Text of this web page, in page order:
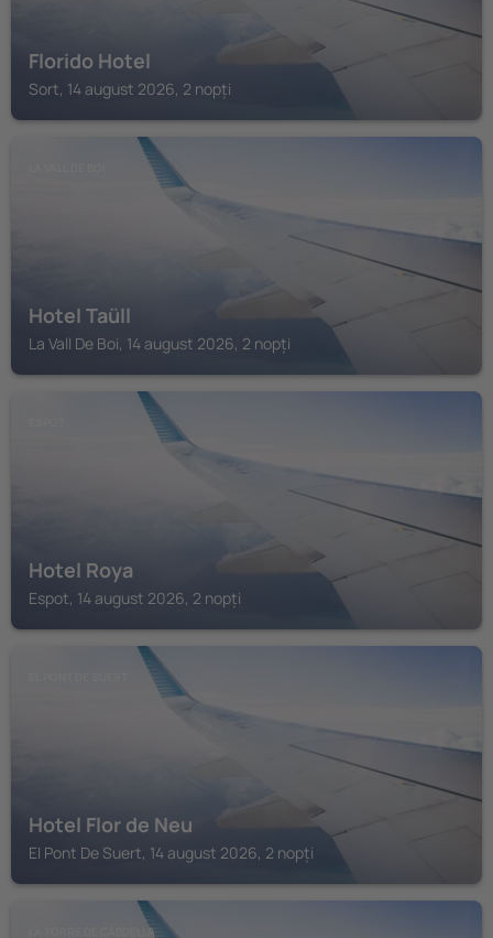
Florido Hotel
Sort, 14 august 2026, 2 nopți
Hotel Taüll
La Vall De Boi, 14 august 2026, 2 nopți
Hotel Roya
Espot, 14 august 2026, 2 nopți
Hotel Flor de Neu
El Pont De Suert, 14 august 2026, 2 nopți
LA TORRE DE CABDELLA